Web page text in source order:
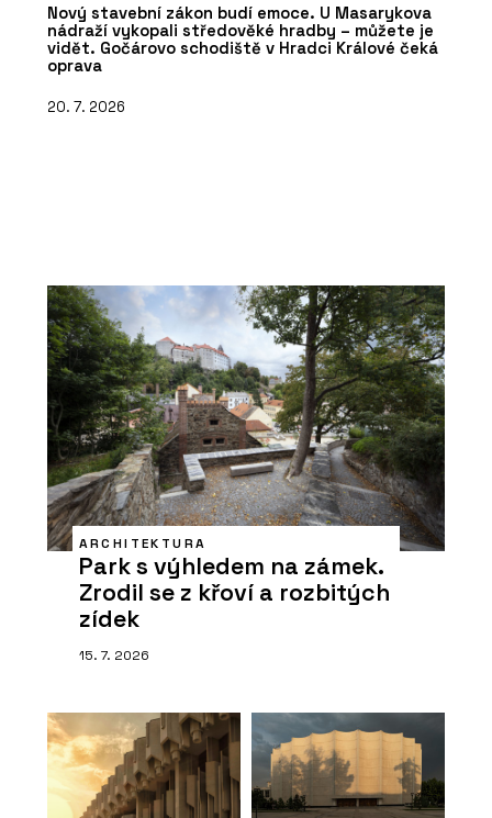
Nový stavební zákon budí emoce. U Masarykova
nádraží vykopali středověké hradby – můžete je
vidět. Gočárovo schodiště v Hradci Králové čeká
oprava
20. 7. 2026
ARCHITEKTURA
Park s výhledem na zámek.
Zrodil se z křoví a rozbitých
zídek
15. 7. 2026